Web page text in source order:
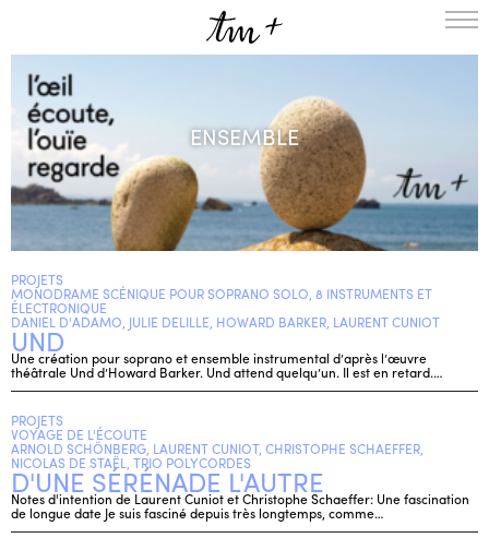
A LA UNE
PROJETS
MÉDIATION
NOUS SOUTENIR
ENGLISH
NEWSLETTER
CONTACTS
AGENDA
ENSEMBLE
PROJETS
MONODRAME SCÉNIQUE POUR SOPRANO SOLO, 8 INSTRUMENTS ET
ÉLECTRONIQUE
DANIEL D'ADAMO, JULIE DELILLE, HOWARD BARKER, LAURENT CUNIOT
UND
Une création pour soprano et ensemble instrumental d’après l’œuvre
théâtrale Und d’Howard Barker. Und attend quelqu’un. Il est en retard.…
PROJETS
VOYAGE DE L'ÉCOUTE
ARNOLD SCHÖNBERG, LAURENT CUNIOT, CHRISTOPHE SCHAEFFER,
NICOLAS DE STAËL, TRIO POLYCORDES
D'UNE SÉRÉNADE L'AUTRE
Notes d'intention de Laurent Cuniot et Christophe Schaeffer: Une fascination
de longue date Je suis fasciné depuis très longtemps, comme…